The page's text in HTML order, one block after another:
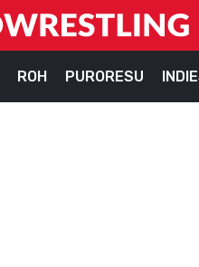
ROH PURORESU